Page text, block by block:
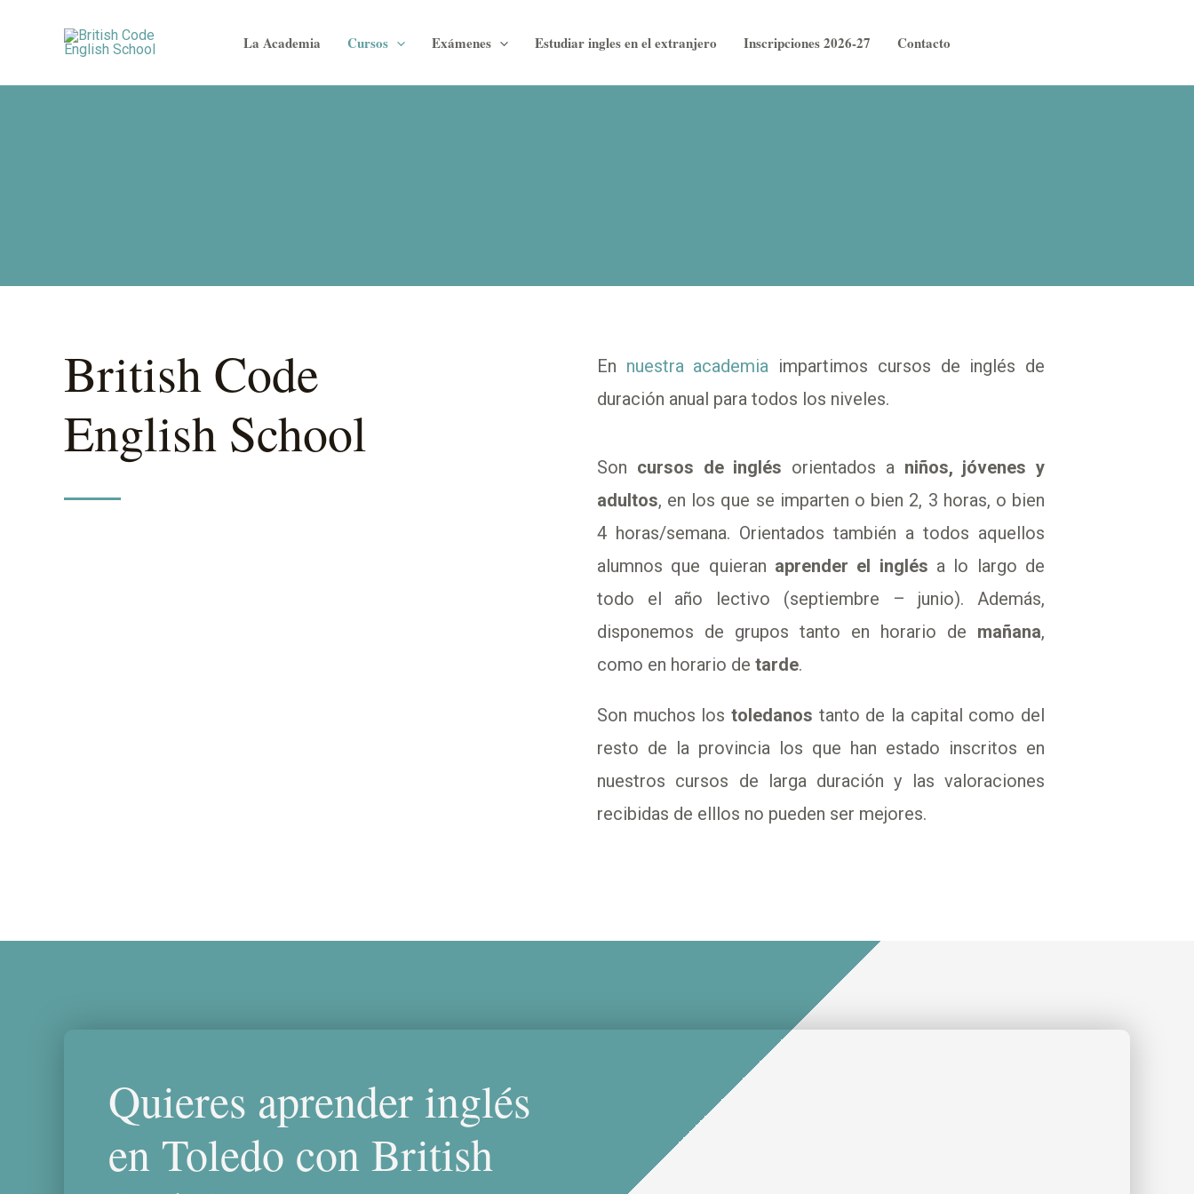
La Academia Cursos Exámenes Estudiar ingles en el extranjero Inscripciones 2026-27 Contacto
British Code
English School
En nuestra academia impartimos cursos de inglés de
duración anual para todos los niveles.
Son cursos de inglés orientados a niños, jóvenes y
adultos, en los que se imparten o bien 2, 3 horas, o bien
4 horas/semana. Orientados también a todos aquellos
alumnos que quieran aprender el inglés a lo largo de
todo el año lectivo (septiembre – junio). Además,
disponemos de grupos tanto en horario de mañana,
como en horario de tarde.
Son muchos los toledanos tanto de la capital como del
resto de la provincia los que han estado inscritos en
nuestros cursos de larga duración y las valoraciones
recibidas de elllos no pueden ser mejores.
Quieres aprender inglés
en Toledo con British